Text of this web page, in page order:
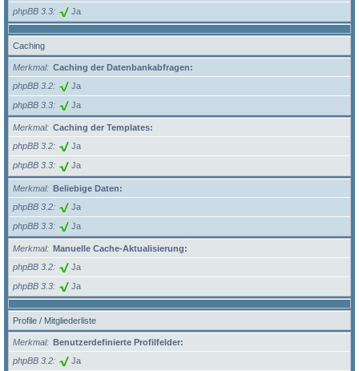
phpBB 3.3 Ja
Caching
Merkmal
Caching der Datenbankabfragen:
phpBB 3.2
Ja
phpBB 3.3 Ja
Merkmal
Caching der Templates:
phpBB 3.2
Ja
phpBB 3.3 Ja
Merkmal
Beliebige Daten:
phpBB 3.2
Ja
phpBB 3.3 Ja
Merkmal
Manuelle Cache-Aktualisierung:
phpBB 3.2
Ja
phpBB 3.3 Ja
Profile / Mitgliederliste
Merkmal
Benutzerdefinierte Profilfelder:
phpBB 3.2
Ja